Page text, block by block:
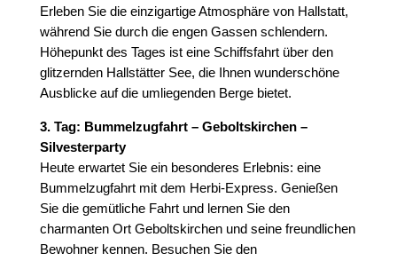
Erleben Sie die einzigartige Atmosphäre von Hallstatt,
während Sie durch die engen Gassen schlendern.
Höhepunkt des Tages ist eine Schiffsfahrt über den
glitzernden Hallstätter See, die Ihnen wunderschöne
Ausblicke auf die umliegenden Berge bietet.
3. Tag: Bummelzugfahrt – Geboltskirchen –
Silvesterparty
Heute erwartet Sie ein besonderes Erlebnis: eine
Bummelzugfahrt mit dem Herbi-Express. Genießen
Sie die gemütliche Fahrt und lernen Sie den
charmanten Ort Geboltskirchen und seine freundlichen
Bewohner kennen. Besuchen Sie den